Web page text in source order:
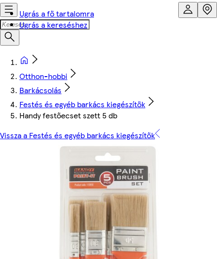
Ugrás a fő tartalomra
Ugrás a kereséshez
Otthon-hobbi
Barkácsolás
Festés és egyéb barkács kiegészítők
Handy festőecset szett 5 db
Vissza a Festés és egyéb barkács kiegészítők